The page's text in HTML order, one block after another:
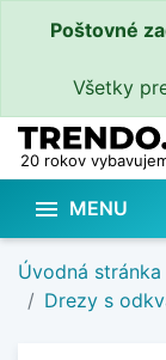
Poštovné
Všetky
20 rokov
 MENU
Úvodná stránka
Drezy s